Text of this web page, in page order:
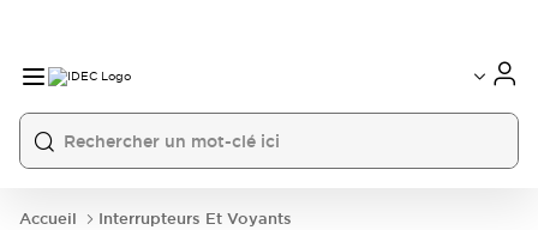
Accueil
Interrupteurs Et Voyants